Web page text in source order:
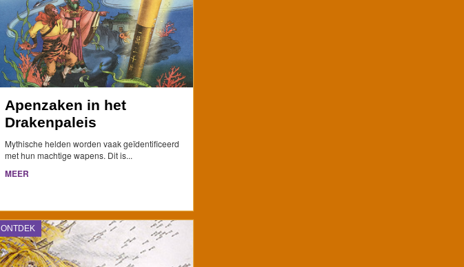
Apenzaken in het
Drakenpaleis
Mythische helden worden vaak geïdentificeerd
met hun machtige wapens. Dit is...
MEER
ONTDEK